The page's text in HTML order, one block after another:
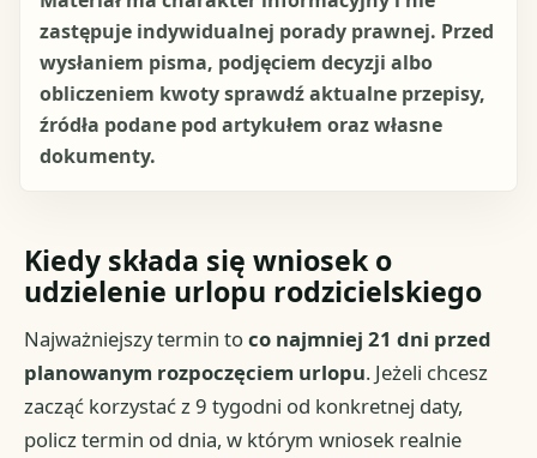
zastępuje indywidualnej porady prawnej. Przed
wysłaniem pisma, podjęciem decyzji albo
obliczeniem kwoty sprawdź aktualne przepisy,
źródła podane pod artykułem oraz własne
dokumenty.
Kiedy składa się wniosek o
udzielenie urlopu rodzicielskiego
Najważniejszy termin toco najmniej 21 dni przed
planowanym rozpoczęciem urlopu. Jeżeli chcesz
zacząć korzystać z 9 tygodni od konkretnej daty,
policz termin od dnia, w którym wniosek realnie